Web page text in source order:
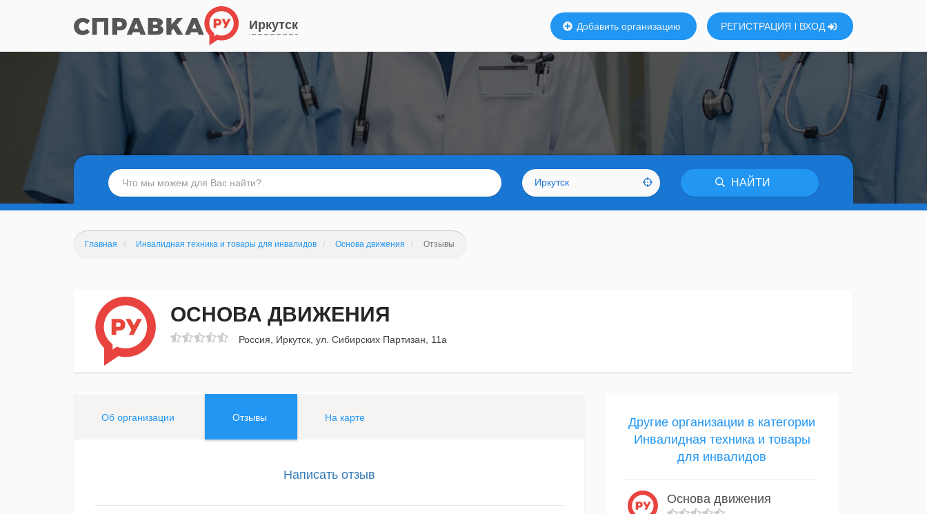
Иркутск Добавить организацию РЕГИСТРАЦИЯ ВХОД
Иркутск НАЙТИ
Главная Инвалидная техника и товары для инвалидов Основа движения Отзывы
ОСНОВА ДВИЖЕНИЯ
Россия, Иркутск, ул. Сибирских Партизан, 11а
Об организации Отзывы На карте
Написать отзыв
Другие организации в категории
Инвалидная техника и товары
для инвалидов
Основа движения